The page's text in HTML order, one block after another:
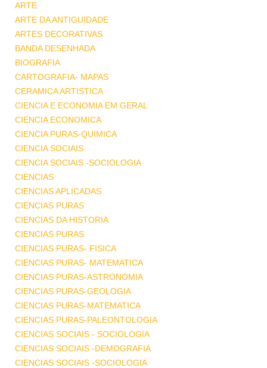
ARTE
ARTE DA ANTIGUIDADE
ARTES DECORATIVAS
BANDA DESENHADA
BIOGRAFIA
CARTOGRAFIA- MAPAS
CERAMICA ARTISTICA
CIENCIA E ECONOMIA EM GERAL
CIENCIA ECONOMICA
CIENCIA PURAS-QUIMICA
CIENCIA SOCIAIS
CIENCIA SOCIAIS -SOCIOLOGIA
CIENCIAS
CIENCIAS APLICADAS
CIENCIAS PURAS
CIENCIAS DA HISTORIA
CIENCIAS PURAS
CIENCIAS PURAS- FISICA
CIENCIAS PURAS- MATEMATICA
CIENCIAS PURAS-ASTRONOMIA
CIENCIAS PURAS-GEOLOGIA
CIENCIAS PURAS-MATEMATICA
CIENCIAS PURAS-PALEONTOLOGIA
CIENCIAS SOCIAIS - SOCIOLOGIA
CIENCIAS SOCIAIS -DEMOGRAFIA
CIENCIAS SOCIAIS -SOCIOLOGIA